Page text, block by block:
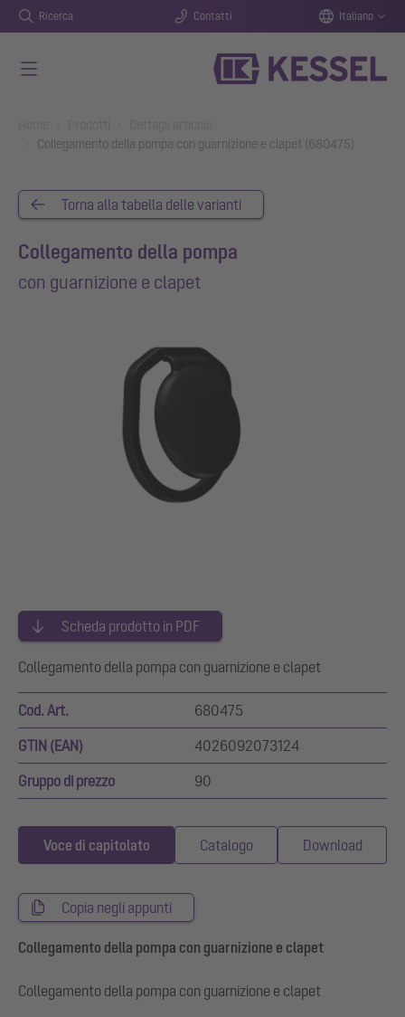
Ricerca Contatti Italiano
Collegamento della pompa con guarnizione e clapet (680475)
Torna alla tabella delle varianti
Collegamento della pompa
con guarnizione e clapet
Scheda prodotto in PDF
Collegamento della pompa con guarnizione e clapet
Cod. Art. 680475
GTIN (EAN) 4026092073124
Gruppo di prezzo 90
Voce di capitolato Catalogo Download
Copia negli appunti
Collegamento della pompa con guarnizione e clapet
Collegamento della pompa con guarnizione e clapet